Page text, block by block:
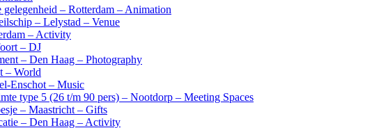
– Rotterdam – Animation
– Lelystad – Venue
– Activity
– DJ
– Den Haag – Photography
– World
Enschot – Music
type 5 (26 t/m 90 pers) – Nootdorp – Meeting Spaces
– Maastricht – Gifts
– Den Haag – Activity